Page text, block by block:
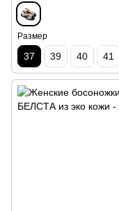
Размер
37 39 40 41